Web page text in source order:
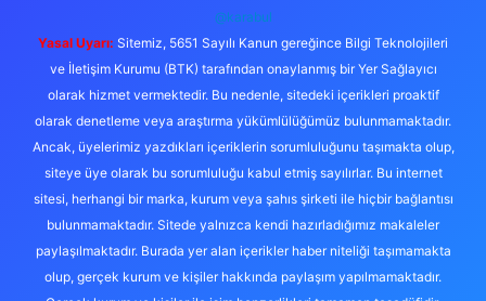
@karabul
Yasal Uyarı: Sitemiz, 5651 Sayılı Kanun gereğince Bilgi Teknolojileri
ve İletişim Kurumu (BTK) tarafından onaylanmış bir Yer Sağlayıcı
olarak hizmet vermektedir. Bu nedenle, sitedeki içerikleri proaktif
olarak denetleme veya araştırma yükümlülüğümüz bulunmamaktadır.
Ancak, üyelerimiz yazdıkları içeriklerin sorumluluğunu taşımakta olup,
siteye üye olarak bu sorumluluğu kabul etmiş sayılırlar. Bu internet
sitesi, herhangi bir marka, kurum veya şahıs şirketi ile hiçbir bağlantısı
bulunmamaktadır. Sitede yalnızca kendi hazırladığımız makaleler
paylaşılmaktadır. Burada yer alan içerikler haber niteliği taşımamakta
olup, gerçek kurum ve kişiler hakkında paylaşım yapılmamaktadır.